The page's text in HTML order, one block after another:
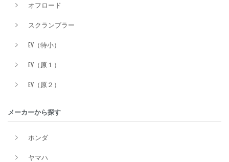
オフロード
スクランブラー
EV（特小）
EV（原１）
EV（原２）
メーカーから探す
ホンダ
ヤマハ